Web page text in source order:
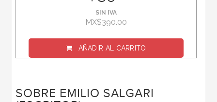
SIN IVA
MX$390.00
AÑADIR AL CARRITO
SOBRE EMILIO SALGARI